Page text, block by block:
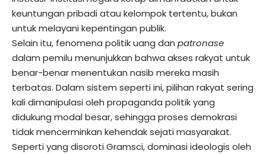
keuntungan pribadi atau kelompok tertentu, bukan
untuk melayani kepentingan publik.
Selain itu, fenomena politik uang dan patronase
dalam pemilu menunjukkan bahwa akses rakyat untuk
benar-benar menentukan nasib mereka masih
terbatas. Dalam sistem seperti ini, pilihan rakyat sering
kali dimanipulasi oleh propaganda politik yang
didukung modal besar, sehingga proses demokrasi
tidak mencerminkan kehendak sejati masyarakat.
Seperti yang disoroti Gramsci, dominasi ideologis oleh